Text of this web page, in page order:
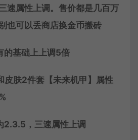
速属性上调。售价都是几百万
也可以丢商店换金币搬砖
的基础上上调5倍
皮肤2件套【未来机甲】属性
2.3.5，三速属性上调